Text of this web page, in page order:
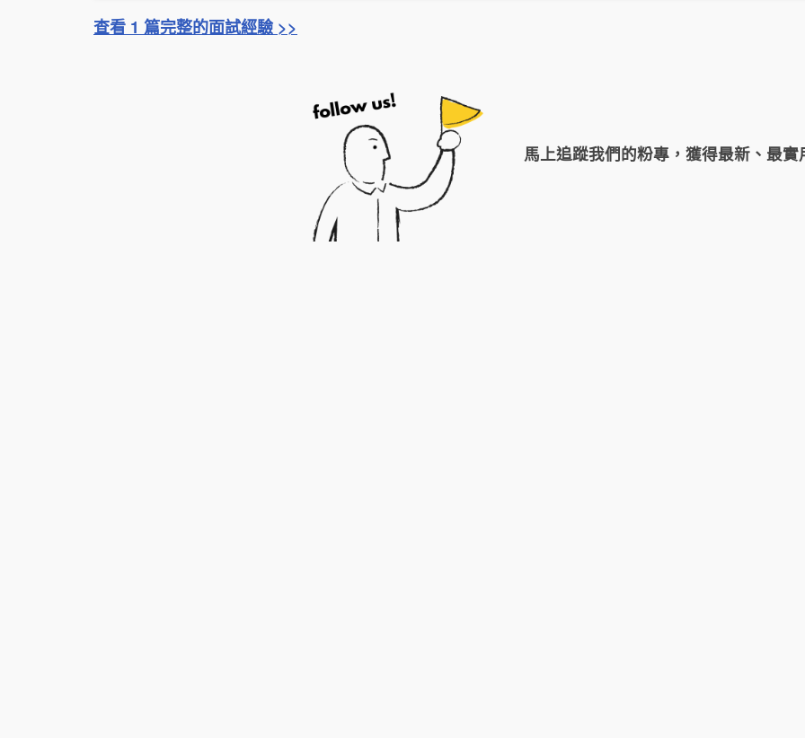
查看 1 篇完整的面試經驗 >>
馬上追蹤我們的粉專，獲得最新、最實